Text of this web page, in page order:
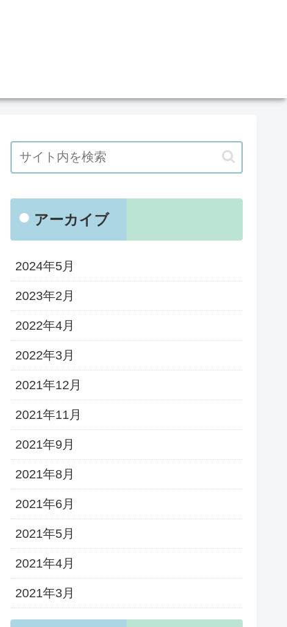
アーカイブ
2024年5月
2023年2月
2022年4月
2022年3月
2021年12月
2021年11月
2021年9月
2021年8月
2021年6月
2021年5月
2021年4月
2021年3月